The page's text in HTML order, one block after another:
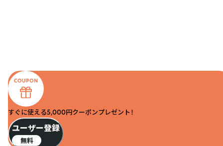
すぐに使える5,000円クーポンプレゼント！
ユーザー登録
無料